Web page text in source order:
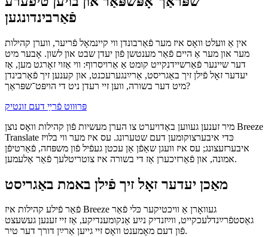
פֿאַרבינדונגען
אין אַ וועלט וואָס איז מער פֿאַרבונדן ווי קיינמאָל פֿריער, ווערן קהילות
מער און מער אַ היים פֿאַר מענטשן פֿון יעדן שבט און לשון. אָבער מיט
דער שיינער פֿאַרשיידנקייט קומט אַ אַרויסרוף: ווי אַזוי זאָרגט מען, אַז
יעדער זאָל פֿילן זיך באַגריסט, אַרײַנגערעכנט, און קענען זיך פֿאַרבינדן
מיט דער בשורה, ווען זיי רעדן ניט די הויפּט־שפּראַך?
פּרוּווט פֿרײַ דעם זונטיק
מיר זענען געווען באַדויערט צו הערן מעשיות פֿון קהילות וואָס נוצן Breeze
Translate כּדי איבערצוקומען דעם שטערונג. עס איז מער ווי בלויז
איבערזעצונג; עס איז וועגן שאַפֿן אַן עכטן געפֿיל פֿון משפּחה, פֿאַרטיפֿן
אמונה, און פֿאַרזיכערן אַז די בשורה איז צוטריטלעך פֿאַר אַלעמען.
מאַכן יעדער זאָל זיך פֿילן באמת באַגריסט
פֿאַר פֿילע קהילות איז Breeze געוואָרן אַ וויכטיקער כּלי פֿאַר
גאַסטפֿרײַנדלעכקייט, ווײַזנדיק נײַע אַנקומענדיקע, אַז זיי זענען געשעצט
פֿון דעם מאָמענט וואָס זיי גייען אַרײַן דורך דער טיר.